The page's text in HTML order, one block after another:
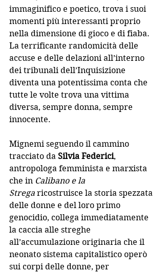
immaginifico e poetico, trova i suoi
momenti più interessanti proprio
nella dimensione di gioco e di fiaba.
La terrificante randomicità delle
accuse e delle delazioni all’interno
dei tribunali dell’Inquisizione
diventa una potentissima conta che
tutte le volte trova una vittima
diversa, sempre donna, sempre
innocente.
Mignemi seguendo il cammino
tracciato da Silvia Federici,
antropologa femminista e marxista
che in Calibano e la
Strega ricostruisce la storia spezzata
delle donne e del loro primo
genocidio, collega immediatamente
la caccia alle streghe
all’accumulazione originaria che il
neonato sistema capitalistico operò
sui corpi delle donne, per